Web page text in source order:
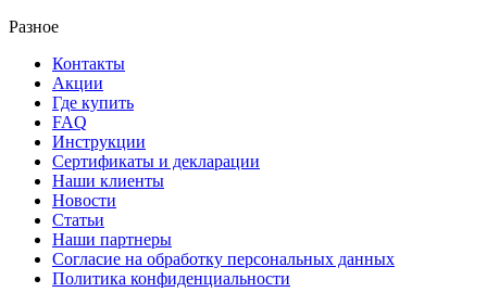
Разное
Контакты
Акции
Где купить
FAQ
Инструкции
Сертификаты и декларации
Наши клиенты
Новости
Статьи
Наши партнеры
Согласие на обработку персональных данных
Политика конфиденциальности